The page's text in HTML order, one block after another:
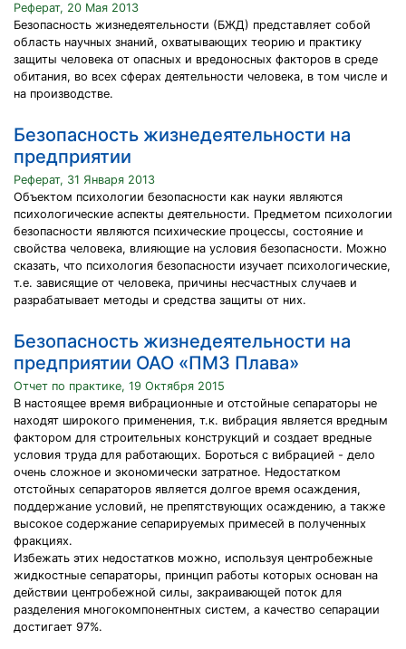
Реферат, 20 Мая 2013
Безопасность жизнедеятельности (БЖД) представляет собой
область научных знаний, охватывающих теорию и практику
защиты человека от опасных и вредоносных факторов в среде
обитания, во всех сферах деятельности человека, в том числе и
на производстве.
Безопасность жизнедеятельности на
предприятии
Реферат, 31 Января 2013
Объектом психологии безопасности как науки являются
психологические аспекты деятельности. Предметом психологии
безопасности являются психические процессы, состояние и
свойства человека, влияющие на условия безопасности. Можно
сказать, что психология безопасности изучает психологические,
т.е. зависящие от человека, причины несчастных случаев и
разрабатывает методы и средства защиты от них.
Безопасность жизнедеятельности на
предприятии ОАО «ПМЗ Плава»
Отчет по практике, 19 Октября 2015
В настоящее время вибрационные и отстойные сепараторы не
находят широкого применения, т.к. вибрация является вредным
фактором для строительных конструкций и создает вредные
условия труда для работающих. Бороться с вибрацией - дело
очень сложное и экономически затратное. Недостатком
отстойных сепараторов является долгое время осаждения,
поддержание условий, не препятствующих осаждению, а также
высокое содержание сепарируемых примесей в полученных
фракциях.
Избежать этих недостатков можно, используя центробежные
жидкостные сепараторы, принцип работы которых основан на
действии центробежной силы, закраивающей поток для
разделения многокомпонентных систем, а качество сепарации
достигает 97%.